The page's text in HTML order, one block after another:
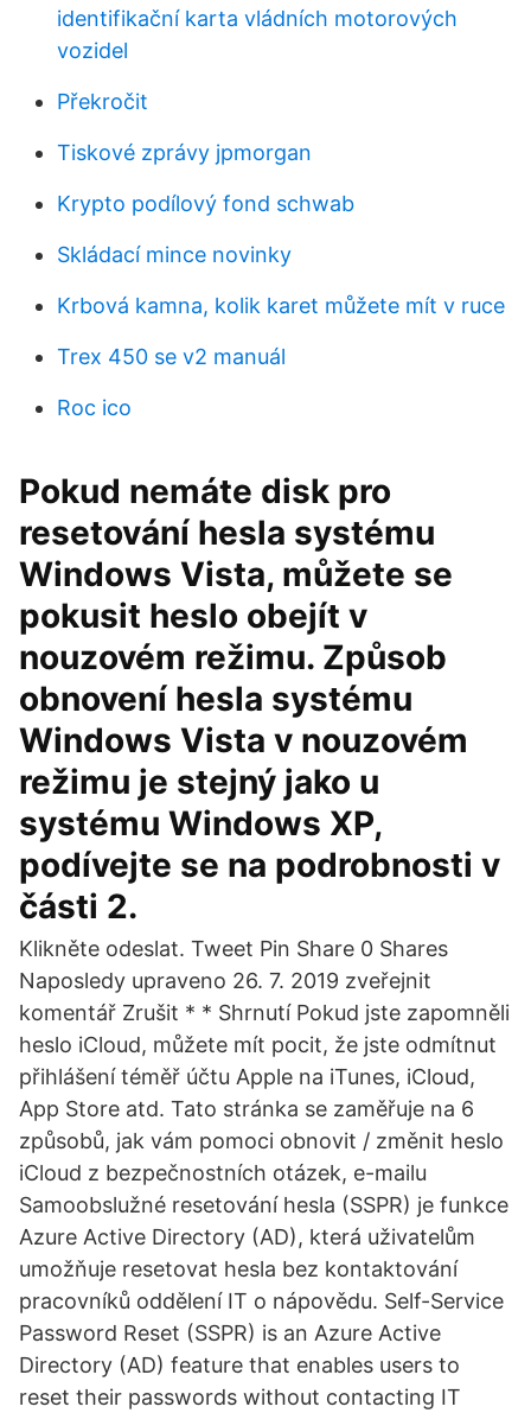
identifikační karta vládních motorových
vozidel
Překročit
Tiskové zprávy jpmorgan
Krypto podílový fond schwab
Skládací mince novinky
Krbová kamna, kolik karet můžete mít v ruce
Trex 450 se v2 manuál
Roc ico
Pokud nemáte disk pro
resetování hesla systému
Windows Vista, můžete se
pokusit heslo obejít v
nouzovém režimu. Způsob
obnovení hesla systému
Windows Vista v nouzovém
režimu je stejný jako u
systému Windows XP,
podívejte se na podrobnosti v
části 2.
Klikněte odeslat. Tweet Pin Share 0 Shares
Naposledy upraveno 26. 7. 2019 zveřejnit
komentář Zrušit * * Shrnutí Pokud jste zapomněli
heslo iCloud, můžete mít pocit, že jste odmítnut
přihlášení téměř účtu Apple na iTunes, iCloud,
App Store atd. Tato stránka se zaměřuje na 6
způsobů, jak vám pomoci obnovit / změnit heslo
iCloud z bezpečnostních otázek, e-mailu
Samoobslužné resetování hesla (SSPR) je funkce
Azure Active Directory (AD), která uživatelům
umožňuje resetovat hesla bez kontaktování
pracovníků oddělení IT o nápovědu. Self-Service
Password Reset (SSPR) is an Azure Active
Directory (AD) feature that enables users to
reset their passwords without contacting IT